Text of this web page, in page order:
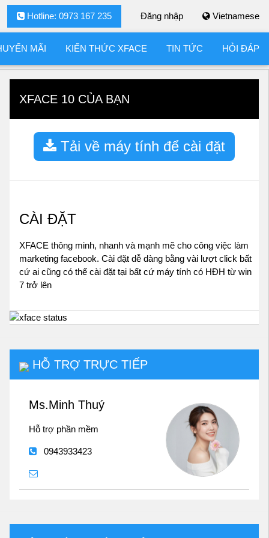
Vietnamese
Đăng nhập
Hotline: 0973 167 235
MÃI KIẾN THỨC XFACE TIN TỨC HỎI ĐÁP
XFACE 10 CỦA BẠN
Tải về máy tính để cài đặt
CÀI ĐẶT
XFACE thông minh, nhanh và mạnh mẽ cho công việc làm
marketing facebook. Cài đặt dễ dàng bằng vài lượt click bất
cứ ai cũng có thể cài đặt tại bất cứ máy tính có HĐH từ win
7 trở lên
HỖ TRỢ TRỰC TIẾP
Ms.Minh Thuý
Hỗ trợ phần mềm
0943933423